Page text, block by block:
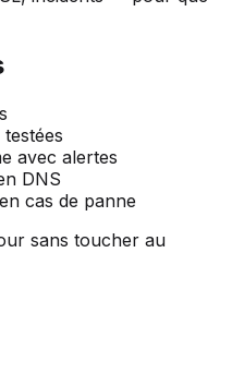
avec alertes
DNS
en cas de panne
sans toucher au